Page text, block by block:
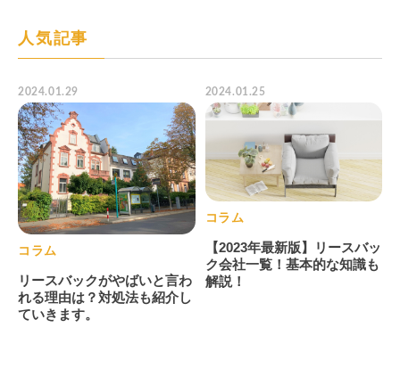
人気記事
2024.01.29
コラム
リースバックがやばいと言わ
れる理由は？対処法も紹介し
ていきます。
2024.01.25
コラム
【2023年最新版】リースバッ
ク会社一覧！基本的な知識も
解説！